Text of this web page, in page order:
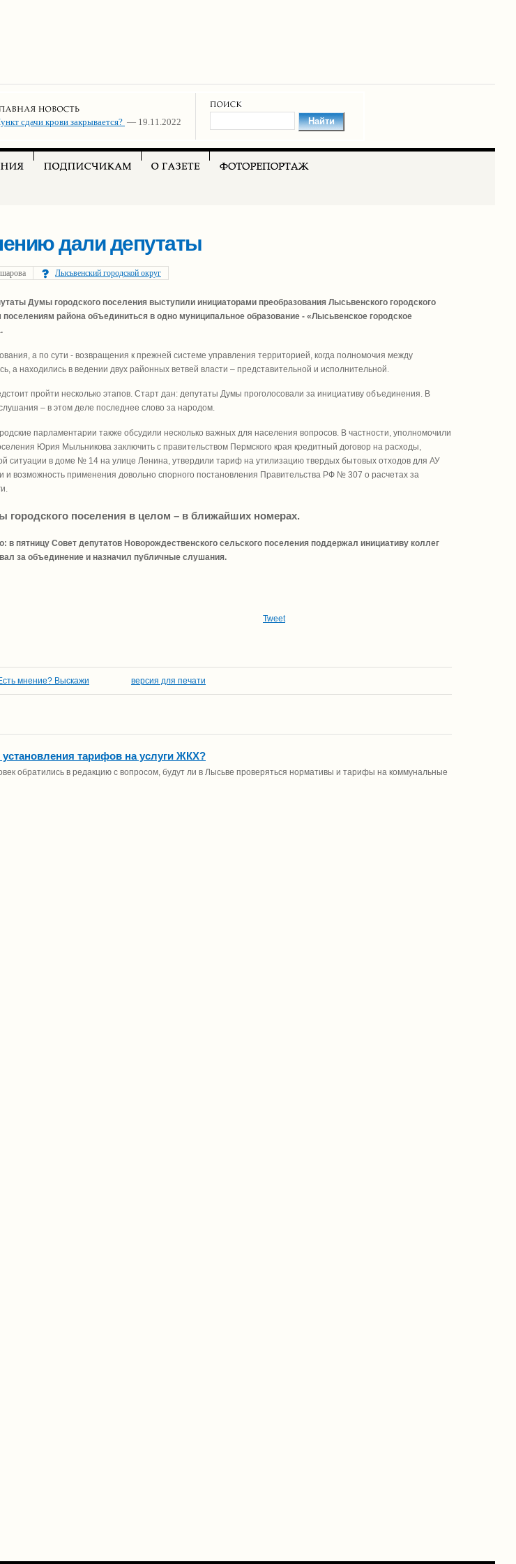
сдачи крови закрывается? — 19.11.2022
дали депутаты
Лысьвенский городской округ
Думы городского поселения выступили инициаторами преобразования Лысьвенского городского
района объединиться в одно муниципальное образование - «Лысьвенское городское
а по сути - возвращения к прежней системе управления территорией, когда полномочия между
а находились в ведении двух районных ветвей власти – представительной и исполнительной.
пройти несколько этапов. Старт дан: депутаты Думы проголосовали за инициативу объединения. В
– в этом деле последнее слово за народом.
парламентарии также обсудили несколько важных для населения вопросов. В частности, уполномочили
Юрия Мыльникова заключить с правительством Пермского края кредитный договор на расходы,
ситуации в доме № 14 на улице Ленина, утвердили тариф на утилизацию твердых бытовых отходов для АУ
и возможность применения довольно спорного постановления Правительства РФ № 307 о расчетах за
городского поселения в целом – в ближайших номерах.
в пятницу Совет депутатов Новорождественского сельского поселения поддержал инициативу коллег
за объединение и назначил публичные слушания.
Tweet
мнение? Выскажи версия для печати
установления тарифов на услуги ЖКХ?
обратились в редакцию с вопросом, будут ли в Лысьве проверяться нормативы и тарифы на коммунальные